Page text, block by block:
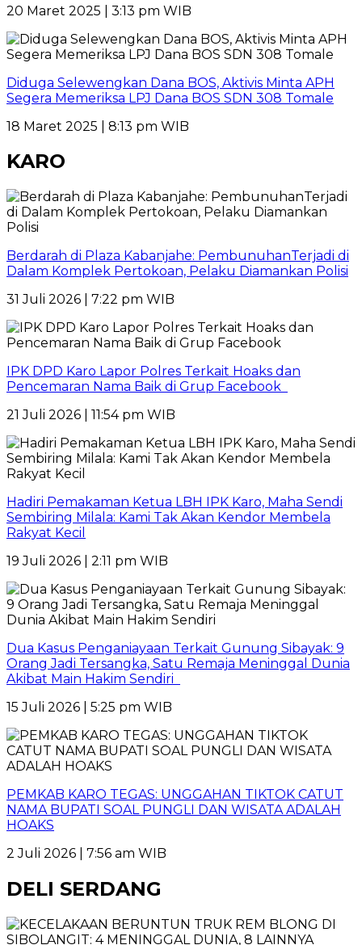
20 Maret 2025 | 3:13 pm WIB
Diduga Selewengkan Dana BOS, Aktivis Minta APH
Segera Memeriksa LPJ Dana BOS SDN 308 Tomale
18 Maret 2025 | 8:13 pm WIB
KARO
Berdarah di Plaza Kabanjahe: PembunuhanTerjadi di
Dalam Komplek Pertokoan, Pelaku Diamankan Polisi
31 Juli 2026 | 7:22 pm WIB
IPK DPD Karo Lapor Polres Terkait Hoaks dan
Pencemaran Nama Baik di Grup Facebook
21 Juli 2026 | 11:54 pm WIB
Hadiri Pemakaman Ketua LBH IPK Karo, Maha Sendi
Sembiring Milala: Kami Tak Akan Kendor Membela
Rakyat Kecil
19 Juli 2026 | 2:11 pm WIB
Dua Kasus Penganiayaan Terkait Gunung Sibayak: 9
Orang Jadi Tersangka, Satu Remaja Meninggal Dunia
Akibat Main Hakim Sendiri
15 Juli 2026 | 5:25 pm WIB
PEMKAB KARO TEGAS: UNGGAHAN TIKTOK CATUT
NAMA BUPATI SOAL PUNGLI DAN WISATA ADALAH
HOAKS
2 Juli 2026 | 7:56 am WIB
DELI SERDANG